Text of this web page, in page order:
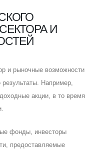
И
и рыночные возможности
Например,
акции, в то время
фонды, инвесторы
предоставляемые